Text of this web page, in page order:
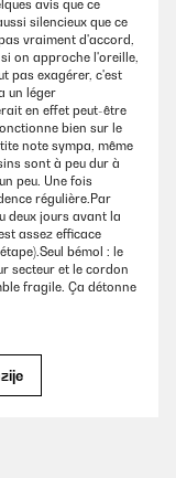
avis que ce
silencieux que ce
vraiment d'accord,
on approche l'oreille,
pas exagérer, c'est
un léger
en effet peut-être
bien sur le
note sympa, même
sont à peu dur à
peu. Une fois
régulière.Par
deux jours avant la
assez efficace
bémol : le
secteur et le cordon
fragile. Ça détonne